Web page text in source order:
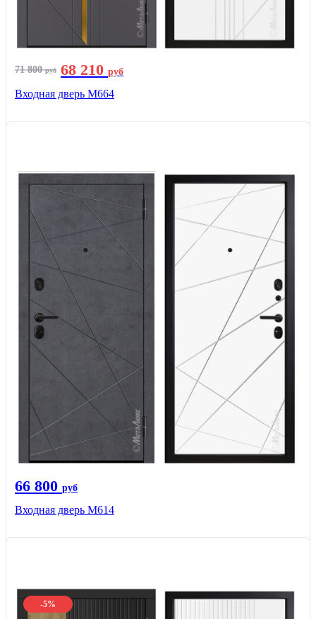
71 800руб 68 210 руб
Входная дверь М664
66 800 руб
Входная дверь М614
-5%